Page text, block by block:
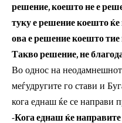
решение, коешто не е
туку е решение коешто ќе
ова е решение коешто
Такво решение, не
Во однос на
меѓудругите го стави и
кога еднаш ќе се направи
-Кога еднаш ќе направите